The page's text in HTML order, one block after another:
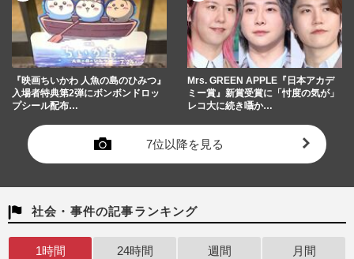
『映画ちいかわ 人魚の島のひみつ』
入場者特典第2弾にボンボンドロッ
プシール配布…
Mrs. GREEN APPLE『日本アカデ
ミー賞』新賞受賞に「忖度の気が」
レコ大に続き囁か…
7位以降を見る
社会・事件の記事ランキング
1時間 24時間 週間 月間